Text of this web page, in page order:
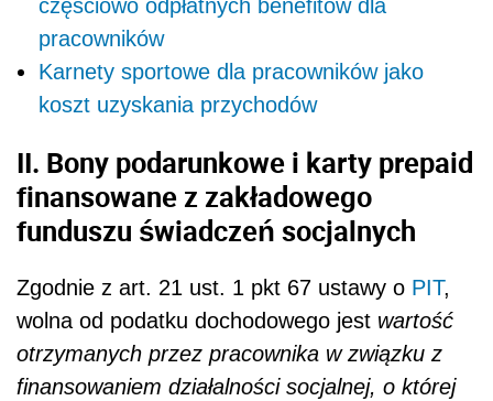
częściowo odpłatnych benefitów dla
pracowników
Karnety sportowe dla pracowników jako
koszt uzyskania przychodów
II. Bony podarunkowe i karty prepaid
finansowane z zakładowego
funduszu świadczeń socjalnych
Zgodnie z art. 21 ust. 1 pkt 67 ustawy o PIT,
wolna od podatku dochodowego jest wartość
otrzymanych przez pracownika w związku z
finansowaniem działalności socjalnej, o której